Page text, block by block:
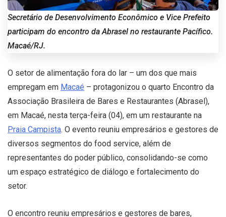
Secretário de Desenvolvimento Econômico e Vice Prefeito
participam do encontro da Abrasel no restaurante Pacífico.
Macaé/RJ.
O setor de alimentação fora do lar – um dos que mais
empregam em Macaé – protagonizou o quarto Encontro da
Associação Brasileira de Bares e Restaurantes (Abrasel),
em Macaé, nesta terça-feira (04), em um restaurante na
Praia Campista. O evento reuniu empresários e gestores de
diversos segmentos do food service, além de
representantes do poder público, consolidando-se como
um espaço estratégico de diálogo e fortalecimento do
setor.
O encontro reuniu empresários e gestores de bares,